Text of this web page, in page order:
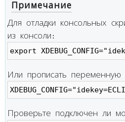
Примечание
Для отладки консольных
из консоли:
export
Или прописать
Проверьте подключен ли